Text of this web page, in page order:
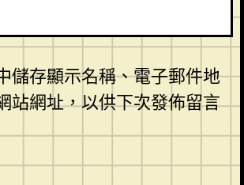
儲存顯示名稱、電子郵件地
站網址，以供下次發佈留言